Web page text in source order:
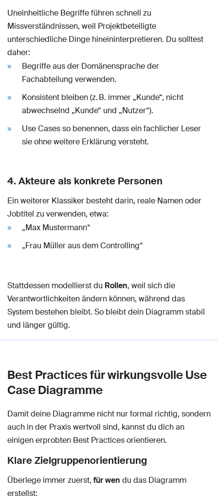
Uneinheitliche Begriffe führen schnell zu
Missverständnissen, weil Projektbeteiligte
unterschiedliche Dinge hineininterpretieren. Du solltest
daher:
Begriffe aus der Domänensprache der
Fachabteilung verwenden.
Konsistent bleiben (z. B. immer „Kunde“, nicht
abwechselnd „Kunde“ und „Nutzer“).
Use Cases so benennen, dass ein fachlicher Leser
sie ohne weitere Erklärung versteht.
4. Akteure als konkrete Personen
Ein weiterer Klassiker besteht darin, reale Namen oder
Jobtitel zu verwenden, etwa:
„Max Mustermann“
„Frau Müller aus dem Controlling“
Stattdessen modellierst du Rollen, weil sich die
Verantwortlichkeiten ändern können, während das
System bestehen bleibt. So bleibt dein Diagramm stabil
und länger gültig.
Best Practices für wirkungsvolle Use
Case Diagramme
Damit deine Diagramme nicht nur formal richtig, sondern
auch in der Praxis wertvoll sind, kannst du dich an
einigen erprobten Best Practices orientieren.
Klare Zielgruppenorientierung
Überlege immer zuerst, für wen du das Diagramm
erstellst: